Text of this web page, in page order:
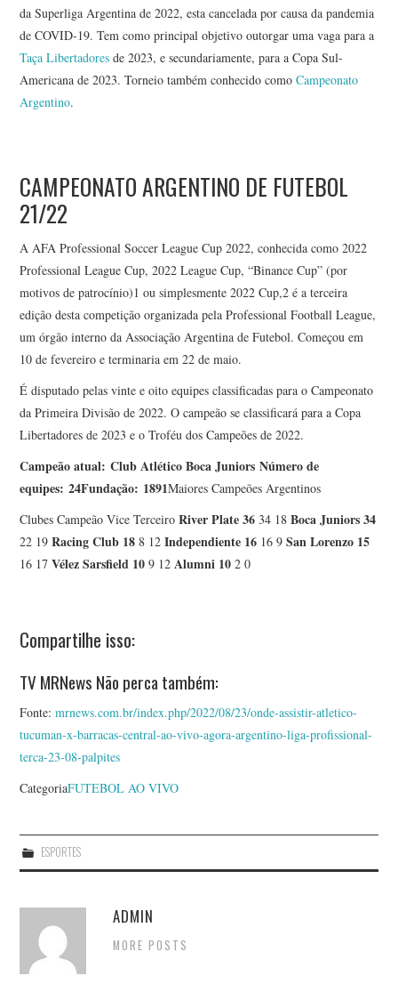
da Superliga Argentina de 2022, esta cancelada por causa da pandemia
de COVID-19. Tem como principal objetivo outorgar uma vaga para a
Taça Libertadores de 2023, e secundariamente, para a Copa Sul-
Americana de 2023. Torneio também conhecido comoCampeonato
Argentino.
CAMPEONATO ARGENTINO DE FUTEBOL
21/22
A AFA Professional Soccer League Cup 2022, conhecida como 2022
Professional League Cup, 2022 League Cup, “Binance Cup” (por
motivos de patrocínio)1 ou simplesmente 2022 Cup,2 é a terceira
edição desta competição organizada pela Professional Football League,
um órgão interno da Associação Argentina de Futebol. Começou em
10 de fevereiro e terminaria em 22 de maio.
É disputado pelas vinte e oito equipes classificadas para o Campeonato
da Primeira Divisão de 2022. O campeão se classificará para a Copa
Libertadores de 2023 e o Troféu dos Campeões de 2022.
Campeão atual: Club Atlético Boca JuniorsNúmero de
equipes: 24Fundação: 1891Maiores Campeões Argentinos
Clubes Campeão Vice TerceiroRiver Plate 36 34 18Boca Juniors 34
22 19Racing Club 18 8 12Independiente 16 16 9San Lorenzo 15
16 17Vélez Sarsfield 10 9 12Alumni 10 2 0
Compartilhe isso:
TV MRNews Não perca também:
Fonte:mrnews.com.br/index.php/2022/08/23/onde-assistir-atletico-
tucuman-x-barracas-central-ao-vivo-agora-argentino-liga-profissional-
terca-23-08-palpites
CategoriaFUTEBOL AO VIVO
ESPORTES
ADMIN
MORE POSTS